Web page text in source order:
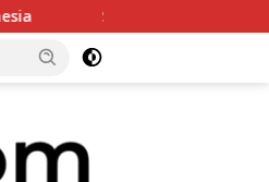
Apresiasi Inspektorat